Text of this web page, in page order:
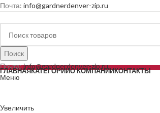
Почта: info@gardnerdenver-zip.ru
Поиск
Почта:info@gardnerdenver-zip.ru
Меню
ГЛАВНАЯКАТЕГОРИИО КОМПАНИИКОНТАКТЫ
Увеличить